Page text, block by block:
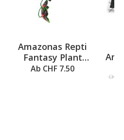
out of 5 stars
Amazonas Repti
Fantasy Plant
037,
Ab CHF 7.50
CHF